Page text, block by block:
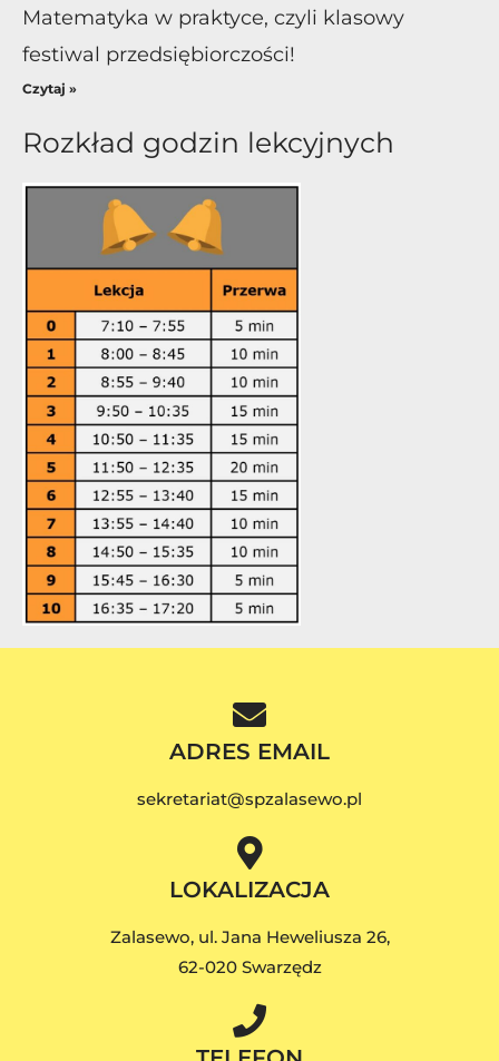
Matematyka w praktyce, czyli klasowy
festiwal przedsiębiorczości!
Czytaj »
Rozkład godzin lekcyjnych
ADRES EMAIL
sekretariat@spzalasewo.pl
LOKALIZACJA
Zalasewo, ul. Jana Heweliusza 26,
62-020 Swarzędz